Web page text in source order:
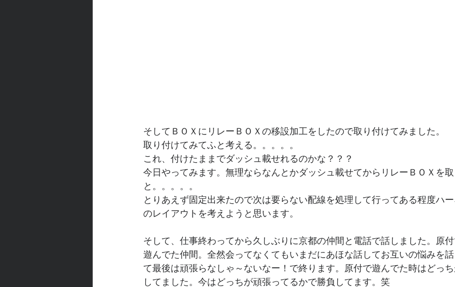
そしてＢＯＸにリレーＢＯＸの移設加工をしたので取り付けてみました。
取り付けてみてふと考える。。。。。
これ、付けたままでダッシュ載せれるのかな？？？
今日やってみます。無理ならなんとかダッシュ載せてからリレーＢＯＸを
と。。。。。
とりあえず固定出来たので次は要らない配線を処理して行ってある程度ハ
のレイアウトを考えようと思います。
そして、仕事終わってから久しぶりに京都の仲間と電話で話しました。原
遊んでた仲間。全然会ってなくてもいまだにあほな話してお互いの悩みを
て最後は頑張らなしゃ～ないなー！で終ります。原付で遊んでた時はどっ
してました。今はどっちが頑張ってるかで勝負してます。笑